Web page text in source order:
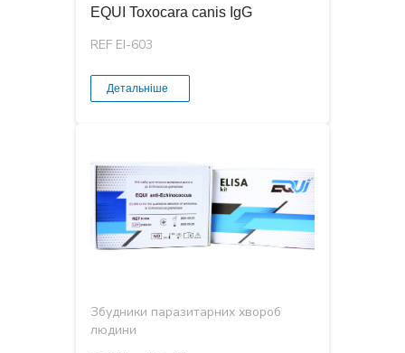
EQUI Toxocara canis IgG
REF EI-603
Детальніше
Збудники паразитарних хвороб
людини